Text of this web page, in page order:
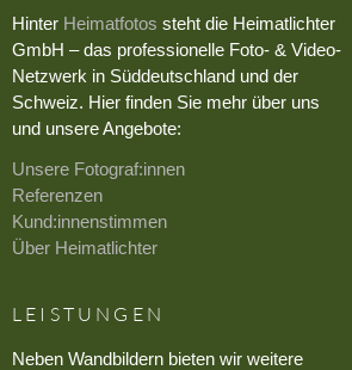
Hinter Heimatfotos steht die Heimatlichter
GmbH – das professionelle Foto- & Video-
Netzwerk in Süddeutschland und der
Schweiz. Hier finden Sie mehr über uns
und unsere Angebote:
Unsere Fotograf:innen
Referenzen
Kund:innenstimmen
Über Heimatlichter
LEISTUNGEN
Neben Wandbildern bieten wir weitere